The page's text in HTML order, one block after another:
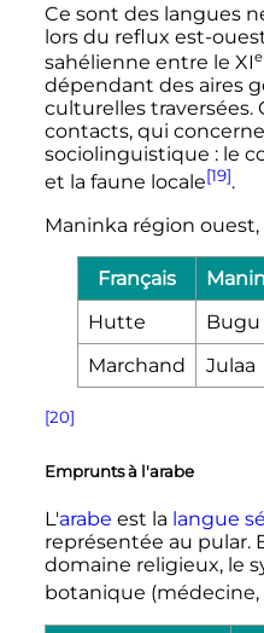
Ce sont des langues
lors du reflux est-
sahélienne entre le XIe
dépendant des aires
culturelles traversées.
contacts, qui
sociolinguistique : le
et la faune locale[19].
Maninka région ouest,
Français
Hutte
Bugu
Marchand
Julaa
[20]
Emprunts à l'arabe
L'arabe est la langue
représentée au pular.
domaine religieux, le
botanique